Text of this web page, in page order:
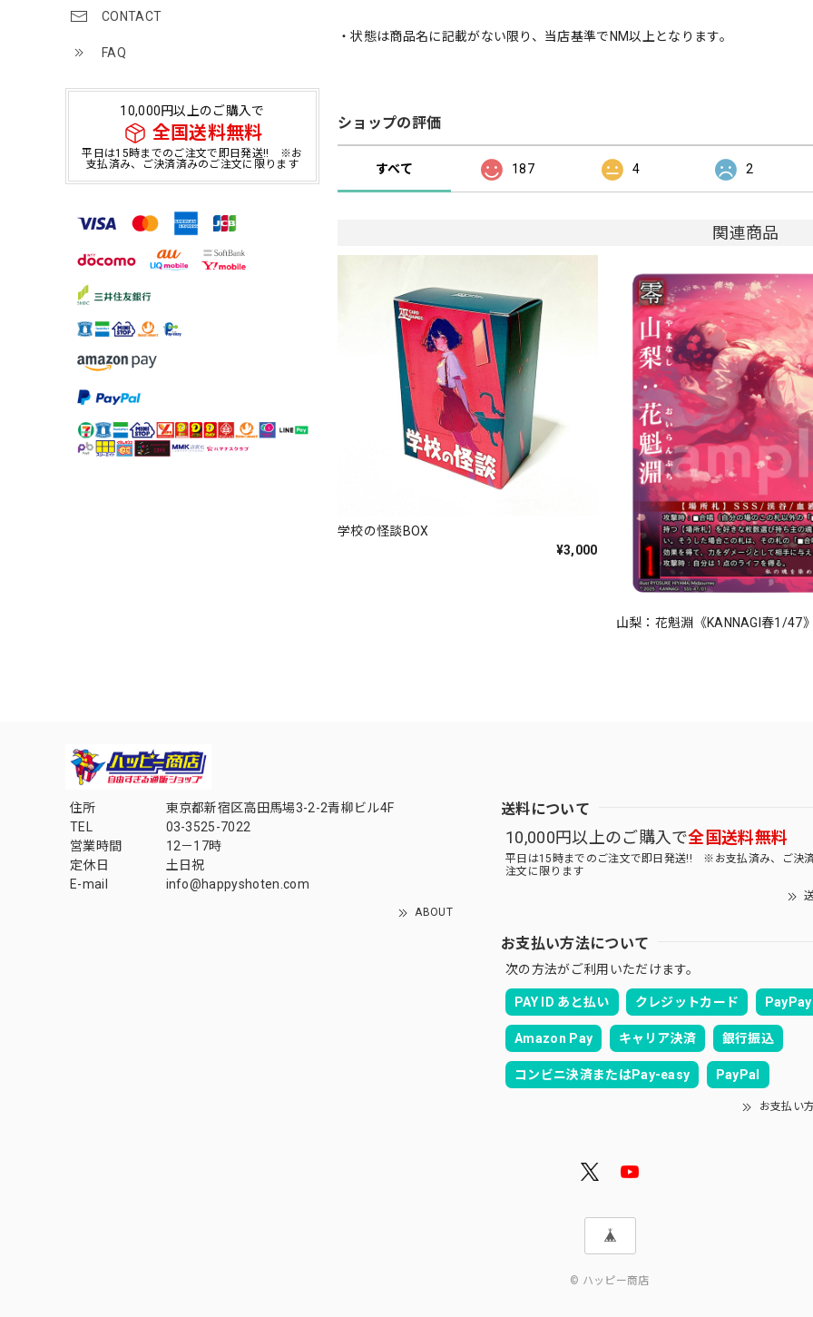
CONTACT
FAQ
10,000円以上のご購入で
全国送料無料
平日は15時までのご注文で即日発送!! ※お
支払済み、ご決済済みのご注文に限ります
・状態は商品名に記載がない限り、当店基準でNM以上となります。
ショップの評価
すべて 187 4 2
関連商品
学校の怪談BOX
¥3,000
山梨：花魁淵《KANNAGI春1/47
住所
東京都新宿区高田馬場3-2-2青柳ビル4F
TEL
03-3525-7022
営業時間
12－17時
定休日
土日祝
E-mail
info@happyshoten.com
ABOUT
送料について
10,000円以上のご購入で全国送料無料
平日は15時までのご注文で即日発送!! ※お支払済み、ご決
注文に限ります
お支払い方法について
次の方法がご利用いただけます。
PAY ID あと払い クレジットカード PayPay
Amazon Pay キャリア決済 銀行振込
コンビニ決済またはPay-easy PayPal
お支払い
© ハッピー商店